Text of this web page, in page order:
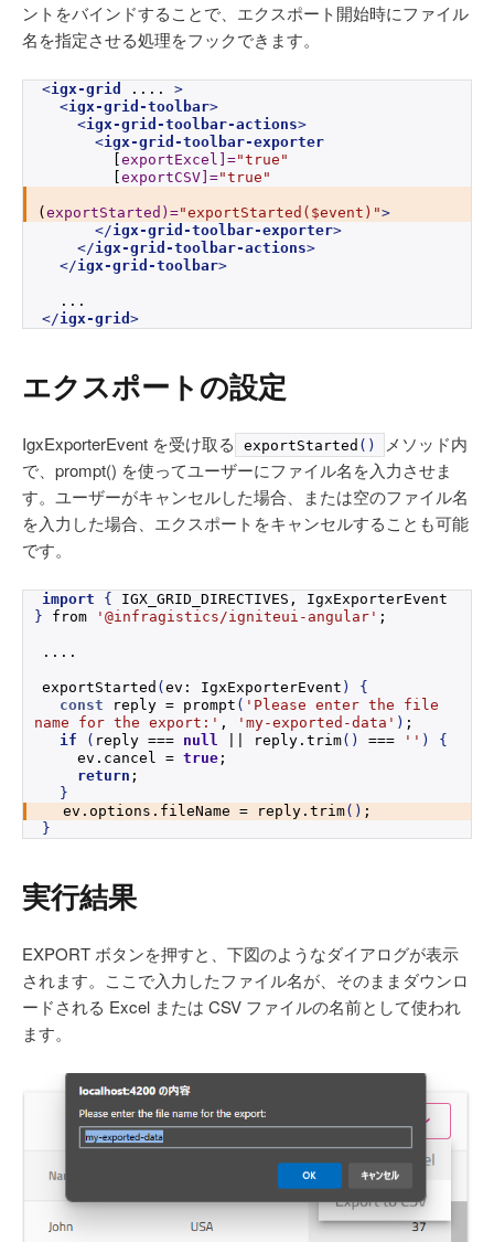
ントをバインドすることで、エクスポート開始時にファイル
名を指定させる処理をフックできます。
<igx-grid .... >
<igx-grid-toolbar>
<igx-grid-toolbar-actions>
<igx-grid-toolbar-exporter
exportExcel] ="true"
exportCSV] ="true"
( exportStarted) ="exportStarted($event)">
</igx-grid-toolbar-exporter>
</igx-grid-toolbar-actions>
</igx-grid-toolbar>
  ...
</igx-grid >
エクスポートの設定
IgxExporterEvent を受け取る exportStarted ()
メソッド内
で、prompt() を使ってユーザーにファイル名を入力させま
す。ユーザーがキャンセルした場合、または空のファイル名
を入力した場合、エクスポートをキャンセルすることも可能
です。
import {
} from '@infragistics/igniteui-angular' ;
....
exportStarted ( ev: IgxExporterEvent )
{
const reply = prompt ( 'Please enter the file
name for the export:' , 'my-exported-data' ) ;
if
( reply === null || reply. trim( ) === '' )
{
    ev.
cancel = true ;
return ;
}
  ev.
options . fileName = reply. trim( ) ;
}
実行結果
EXPORT ボタンを押すと、下図のようなダイアログが表示
されます。ここで入力したファイル名が、そのままダウンロ
ードされる Excel または CSV ファイルの名前として使われ
ます。